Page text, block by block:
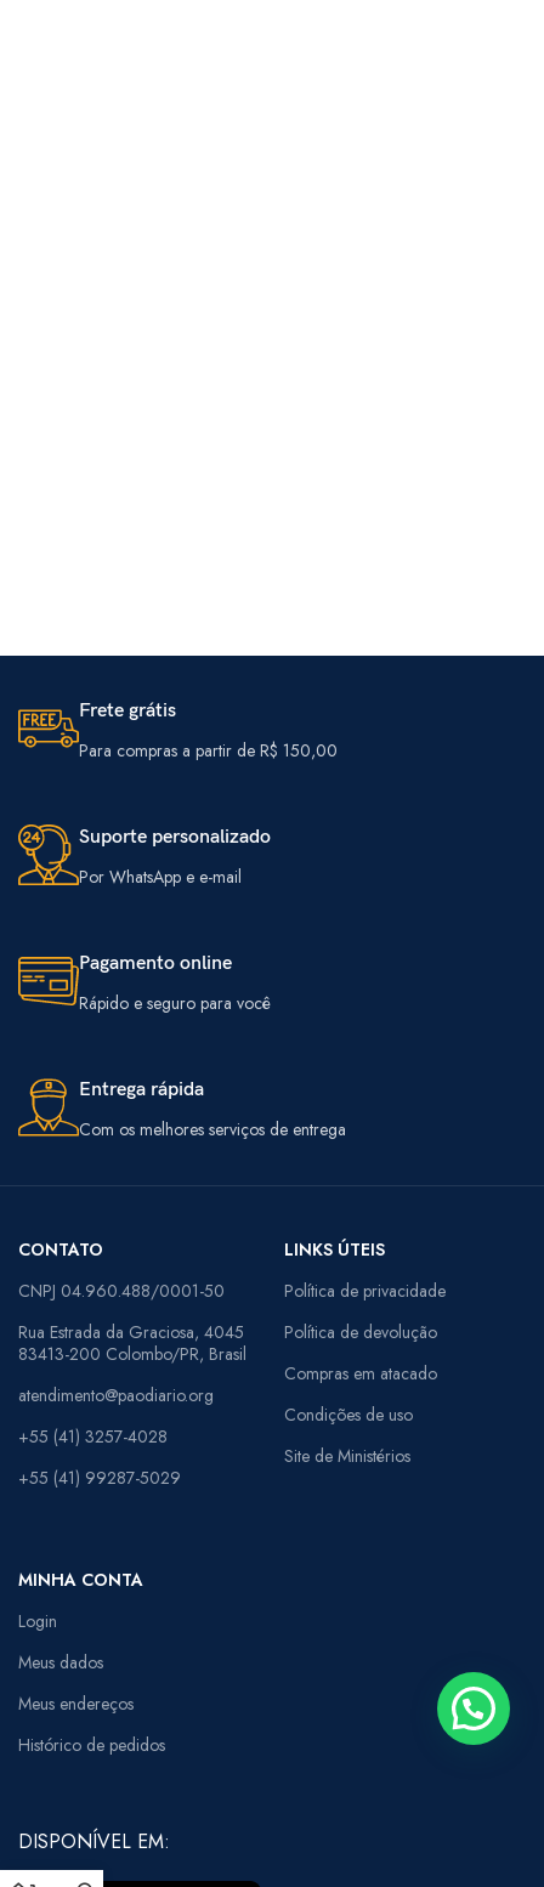
Frete grátis
Para compras a partir de R$ 150,00
Suporte personalizado
Por WhatsApp e e-mail
Pagamento online
Rápido e seguro para você
Entrega rápida
Com os melhores serviços de entrega
CONTATO
CNPJ 04.960.488/0001-50
Rua Estrada da Graciosa, 4045
83413-200 Colombo/PR, Brasil
atendimento@paodiario.org
+55 (41) 3257-4028
+55 (41) 99287-5029
LINKS ÚTEIS
Política de privacidade
Política de devolução
Compras em atacado
Condições de uso
Site de Ministérios
MINHA CONTA
Login
Meus dados
Meus endereços
Histórico de pedidos
DISPONÍVEL EM: